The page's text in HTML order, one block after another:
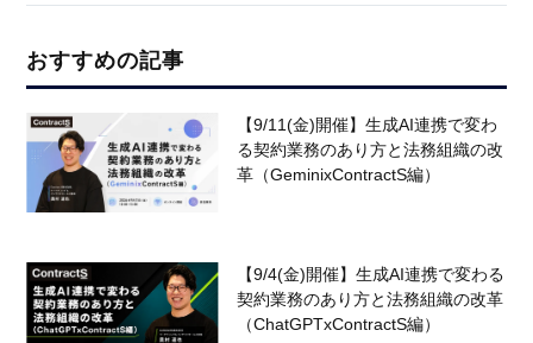
おすすめの記事
【9/11(金)開催】生成AI連携で変わ
る契約業務のあり方と法務組織の改
革（GeminixContractS編）
【9/4(金)開催】生成AI連携で変わる
契約業務のあり方と法務組織の改革
（ChatGPTxContractS編）